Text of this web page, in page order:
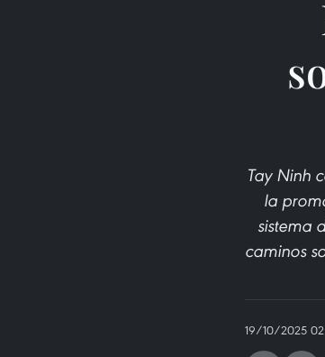
Tay Ninh
la
sistema
caminos
19/10/2025